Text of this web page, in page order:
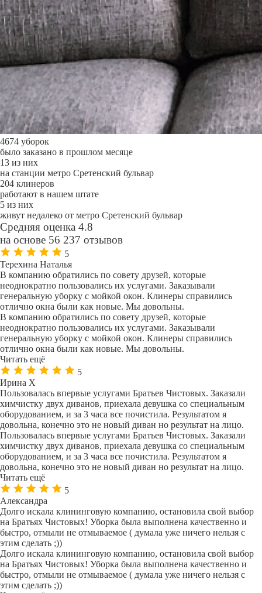
4674 уборок
было заказано в прошлом месяце
13 из них
на станции метро Сретенский бульвар
204 клинеров
работают в нашем штате
5 из них
живут недалеко от метро Сретенский бульвар
Средняя оценка 4.8
на основе 56 237 отзывов
5
Терехина Наталья
В компанию обратились по совету друзей, которые
неоднократно пользовались их услугами. Заказывали
генеральную уборку с мойкой окон. Клинеры справились
отлично окна были как новые. Мы довольны.
В компанию обратились по совету друзей, которые
неоднократно пользовались их услугами. Заказывали
генеральную уборку с мойкой окон. Клинеры справились
отлично окна были как новые. Мы довольны.
Читать ещё
5
Ирина Х
Пользовалась впервые услугами Братьев Чистовых. Заказали
химчистку двух диванов, приехала девушка со специальным
оборудованием, и за 3 часа все почистила. Результатом я
довольна, конечно это не новый диван но результат на лицо.
Пользовалась впервые услугами Братьев Чистовых. Заказали
химчистку двух диванов, приехала девушка со специальным
оборудованием, и за 3 часа все почистила. Результатом я
довольна, конечно это не новый диван но результат на лицо.
Читать ещё
5
Александра
Долго искала клининговую компанию, остановила свой выбор
на Братьях Чистовых! Уборка была выполнена качественно и
быстро, отмыли не отмываемое ( думала уже ничего нельзя с
этим сделать ;))
Долго искала клининговую компанию, остановила свой выбор
на Братьях Чистовых! Уборка была выполнена качественно и
быстро, отмыли не отмываемое ( думала уже ничего нельзя с
этим сделать ;))